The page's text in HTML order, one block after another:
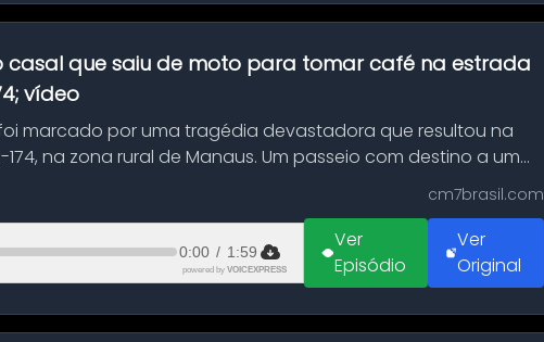
casal que saiu de moto para tomar café na estrada
vídeo
marcado por uma tragédia devastadora que resultou na
na zona rural de Manaus. Um passeio com destino a um
cm7brasil.com
0:00 / 1:59
powered by VOICEXPRESS
Ver
Episódio
Ver
Original